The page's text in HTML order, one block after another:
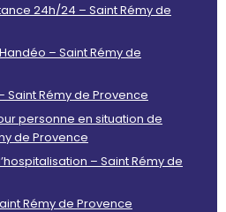
24h/24 – Saint Rémy de
– Saint Rémy de
Saint Rémy de Provence
personne en situation de
de Provence
– Saint Rémy de
Rémy de Provence